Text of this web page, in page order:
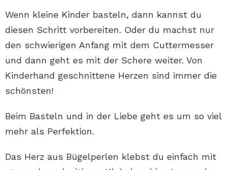
Wenn kleine Kinder basteln, dann kannst du
diesen Schritt vorbereiten. Oder du machst nur
den schwierigen Anfang mit dem Cuttermesser
und dann geht es mit der Schere weiter. Von
Kinderhand geschnittene Herzen sind immer die
schönsten!
Beim Basteln und in der Liebe geht es um so viel
mehr als Perfektion.
Das Herz aus Bügelperlen klebst du einfach mit